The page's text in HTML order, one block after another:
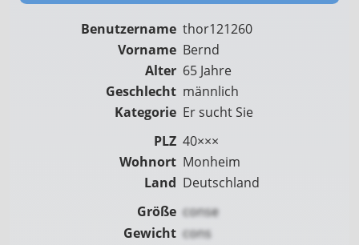
Benutzername thor121260
Vorname Bernd
Alter 65 Jahre
Geschlecht männlich
Kategorie Er sucht Sie
PLZ 40×××
Wohnort Monheim
Land Deutschland
Größe conse
Gewicht cons